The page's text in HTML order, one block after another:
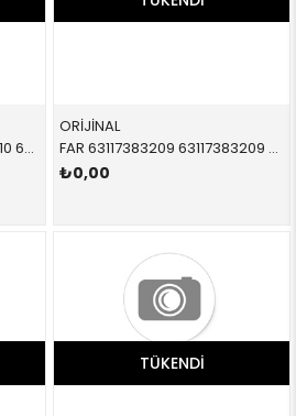
FAR 63117383210 63117383210 63117383210 F54,F55,F56,F57 LED SAĞ 2013-
ORİJİNAL
FAR 63117383209 63117383209 63117383209 F54,F55,F56,F57 LED SOL 2013-
₺0,00
TÜKENDI